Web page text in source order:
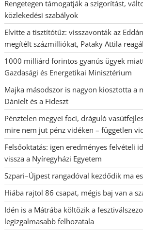
Rengetegen támogatják a szigorítást,
közlekedési szabályok
Elvitte a tisztítótűz: visszavonták az
megítélt százmilliókat, Pataky Attila
1000 milliárd forintos gyanús ügyek
Gazdasági és Energetikai Minisztérium
Majka másodszor is nagyon kiosztotta a
Dánielt és a Fideszt
Pénztelen megyei foci, dráguló
mire nem jut pénz vidéken – független
Felsőoktatás: igen eredményes felvételi
vissza a Nyíregyházi Egyetem
Szpari–Újpest rangadóval kezdődik ma
Hiába rajtol 86 csapat, mégis baj van a
Idén is a Mátrába költözik a
legizgalmasabb felhozatala